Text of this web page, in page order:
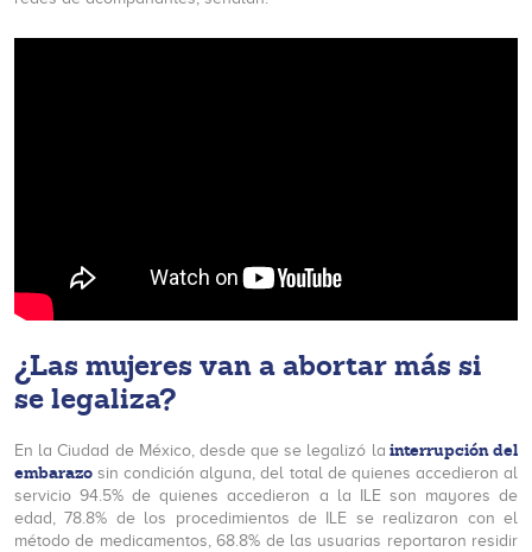
¿Las mujeres van a abortar más si
se legaliza?
En la Ciudad de México, desde que se legalizó la interrupción del
embarazo sin condición alguna, del total de quienes accedieron al
servicio 94.5% de quienes accedieron a la ILE son mayores de
edad, 78.8% de los procedimientos de ILE se realizaron con el
método de medicamentos, 68.8% de las usuarias reportaron residir